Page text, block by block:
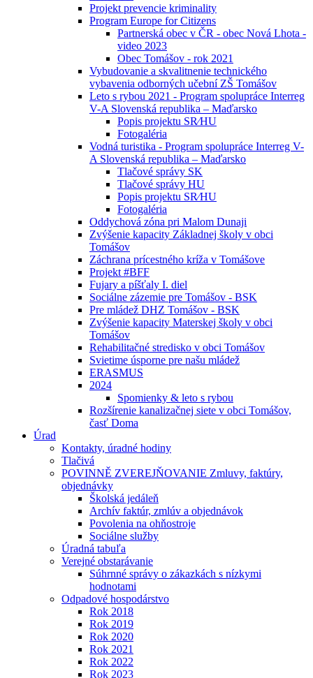
Projekt prevencie kriminality
Program Europe for Citizens
Partnerská obec v ČR - obec Nová Lhota -
video 2023
Obec Tomášov - rok 2021
Vybudovanie a skvalitnenie technického
vybavenia odborných učební ZŠ Tomášov
Leto s rybou 2021 - Program spolupráce Interreg
V-A Slovenská republika – Maďarsko
Popis projektu SR⁄HU
Fotogaléria
Vodná turistika - Program spolupráce Interreg V-
A Slovenská republika – Maďarsko
Tlačové správy SK
Tlačové správy HU
Popis projektu SR⁄HU
Fotogaléria
Oddychová zóna pri Malom Dunaji
Zvýšenie kapacity Základnej školy v obci
Tomášov
Záchrana prícestného kríža v Tomášove
Projekt #BFF
Fujary a píšťaly I. diel
Sociálne zázemie pre Tomášov - BSK
Pre mládež DHZ Tomášov - BSK
Zvýšenie kapacity Materskej školy v obci
Tomášov
Rehabilitačné stredisko v obci Tomášov
Svietime úsporne pre našu mládež
ERASMUS
2024
Spomienky & leto s rybou
Rozšírenie kanalizačnej siete v obci Tomášov,
časť Doma
Úrad
Kontakty, úradné hodiny
Tlačivá
POVINNĚ ZVEREJŇOVANIE Zmluvy, faktúry,
objednávky
Školská jedáleň
Archív faktúr, zmlúv a objednávok
Povolenia na ohňostroje
Sociálne služby
Úradná tabuľa
Verejné obstarávanie
Súhrnné správy o zákazkách s nízkymi
hodnotami
Odpadové hospodárstvo
Rok 2018
Rok 2019
Rok 2020
Rok 2021
Rok 2022
Rok 2023